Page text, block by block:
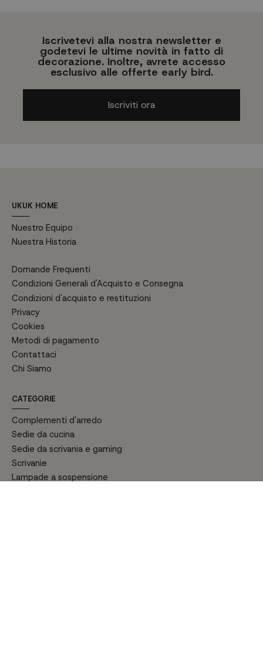
Iscrivetevi alla nostra newsletter e
godetevi le ultime novità in fatto di
decorazione. Inoltre, avrete accesso
esclusivo alle offerte early bird.
Iscriviti ora
UKUK HOME
Nuestro Equipo
Nuestra Historia
Domande Frequenti
Condizioni Generali d'Acquisto e Consegna
Condizioni d'acquisto e restituzioni
Privacy
Cookies
Metodi di pagamento
Contattaci
Chi Siamo
CATEGORIE
Complementi d'arredo
Sedie da cucina
Sedie da scrivania e gaming
Scrivanie
Lampade a sospensione